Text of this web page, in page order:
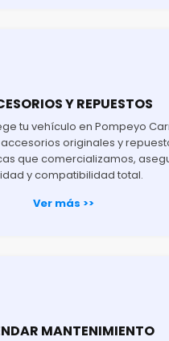
Y REPUESTOS
tu vehículo en Pompeyo
originales y
que comercializamos,
y compatibilidad total.
Ver más >>
MANTENIMIENTO